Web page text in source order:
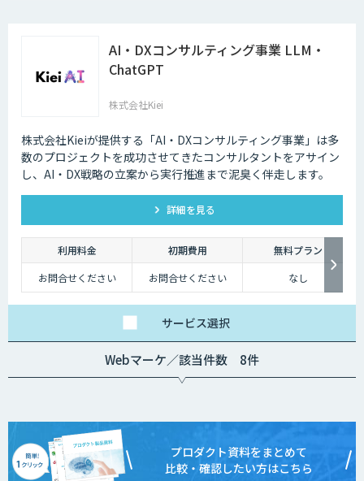
AI・DXコンサルティング事業 LLM・
ChatGPT
株式会社Kiei
株式会社Kieiが提供する「AI・DXコンサルティング事業」は多
数のプロジェクトを成功させてきたコンサルタントをアサイン
し、AI・DX戦略の立案から実行推進まで泥臭く伴走します。
詳細を見る
利用料金 初期費用
無料プラン
お問合せください
お問合せください なし
サービス選択
Webマーケ／該当件数 8件
プロダクト資料をまとめて
比較・確認したい方はこちら